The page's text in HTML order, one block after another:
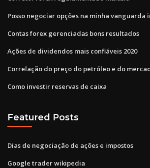
Posso negociar opções na minha vanguarda
Contas forex gerenciadas bons resultados
Ações de dividendos mais confiáveis ​​2020
Correlação do preço do petróleo e do
Como investir reservas de caixa
Featured Posts
Dias de negociação de ações e impostos
Google trader wikipedia